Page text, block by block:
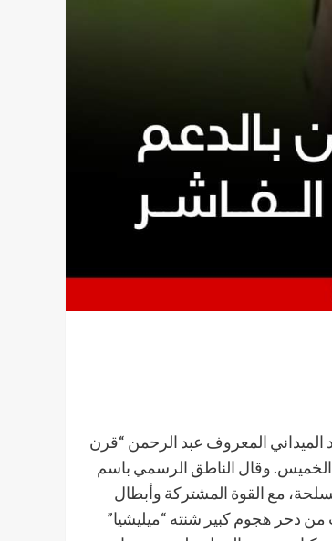
الميداني المعروف عبد الرحمن “قرن
الخميس. وقال الناطق الرسمي باسم
مع القوة المشتركة وأبطال
من دحر هجوم كبير شنته “ميليشيا”